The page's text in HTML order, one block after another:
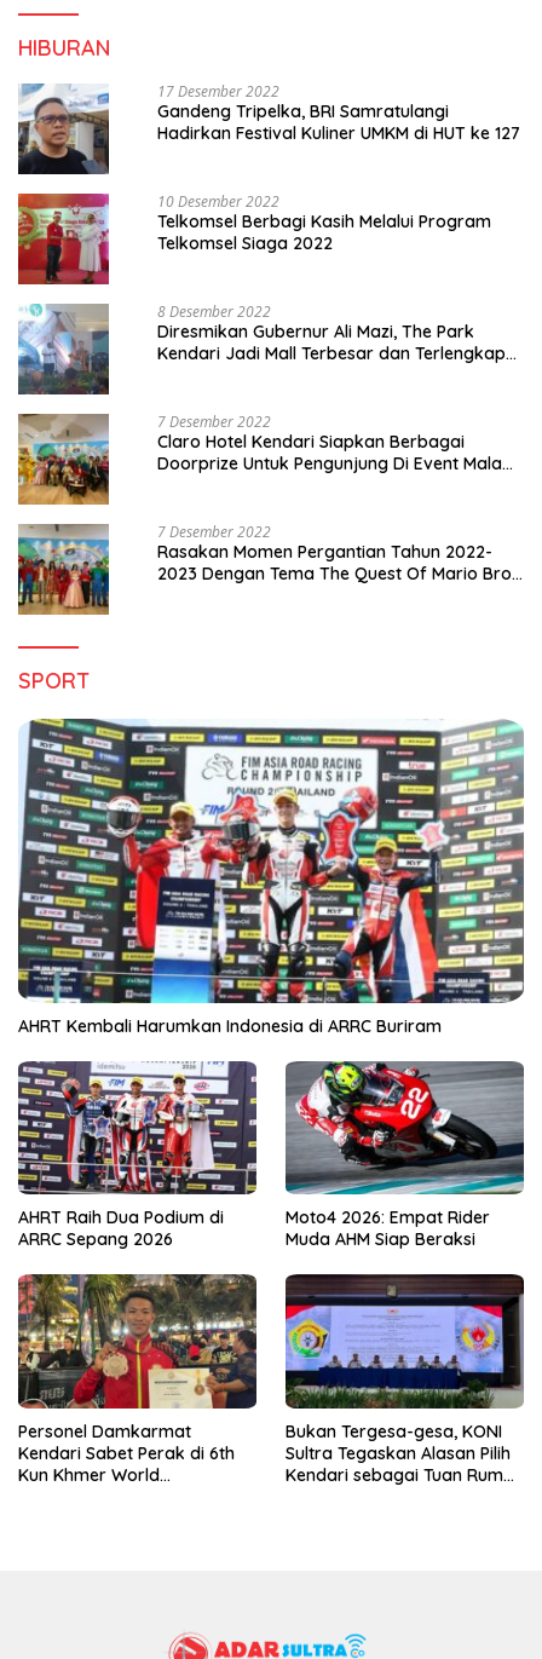
HIBURAN
17 Desember 2022
Gandeng Tripelka, BRI Samratulangi
Hadirkan Festival Kuliner UMKM di HUT ke 127
10 Desember 2022
Telkomsel Berbagi Kasih Melalui Program
Telkomsel Siaga 2022
8 Desember 2022
Diresmikan Gubernur Ali Mazi, The Park
Kendari Jadi Mall Terbesar dan Terlengkap
7 Desember 2022
Claro Hotel Kendari Siapkan Berbagai
Doorprize Untuk Pengunjung Di Event Malam
7 Desember 2022
Rasakan Momen Pergantian Tahun 2022-
2023 Dengan Tema The Quest Of Mario Bros
SPORT
AHRT Kembali Harumkan Indonesia di ARRC Buriram
AHRT Raih Dua Podium di
ARRC Sepang 2026
Moto4 2026: Empat Rider
Muda AHM Siap Beraksi
Personel Damkarmat
Kendari Sabet Perak di 6th
Kun Khmer World
Bukan Tergesa-gesa, KONI
Sultra Tegaskan Alasan Pilih
Kendari sebagai Tuan Rumah